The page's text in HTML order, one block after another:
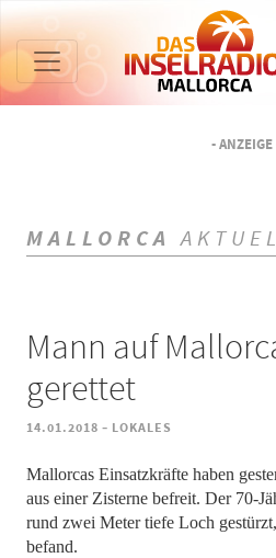
- ANZEIGE
MALLORCA
Mann auf
gerettet
14.01.2018 - LOKALES
Mallorcas Einsatzkräfte haben
aus einer Zisterne befreit. Der 70-
rund zwei Meter tiefe Loch
befand.